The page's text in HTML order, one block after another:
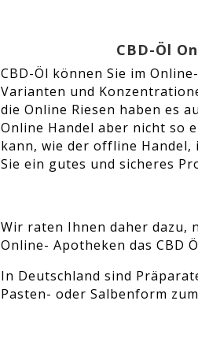
CBD-Öl
CBD-Öl können Sie im
Varianten und
die Online Riesen haben es
Online Handel aber nicht so
kann, wie der offline Handel,
Sie ein gutes und sicheres
Wir raten Ihnen daher dazu,
Online- Apotheken das CBD
In Deutschland sind
Pasten- oder Salbenform